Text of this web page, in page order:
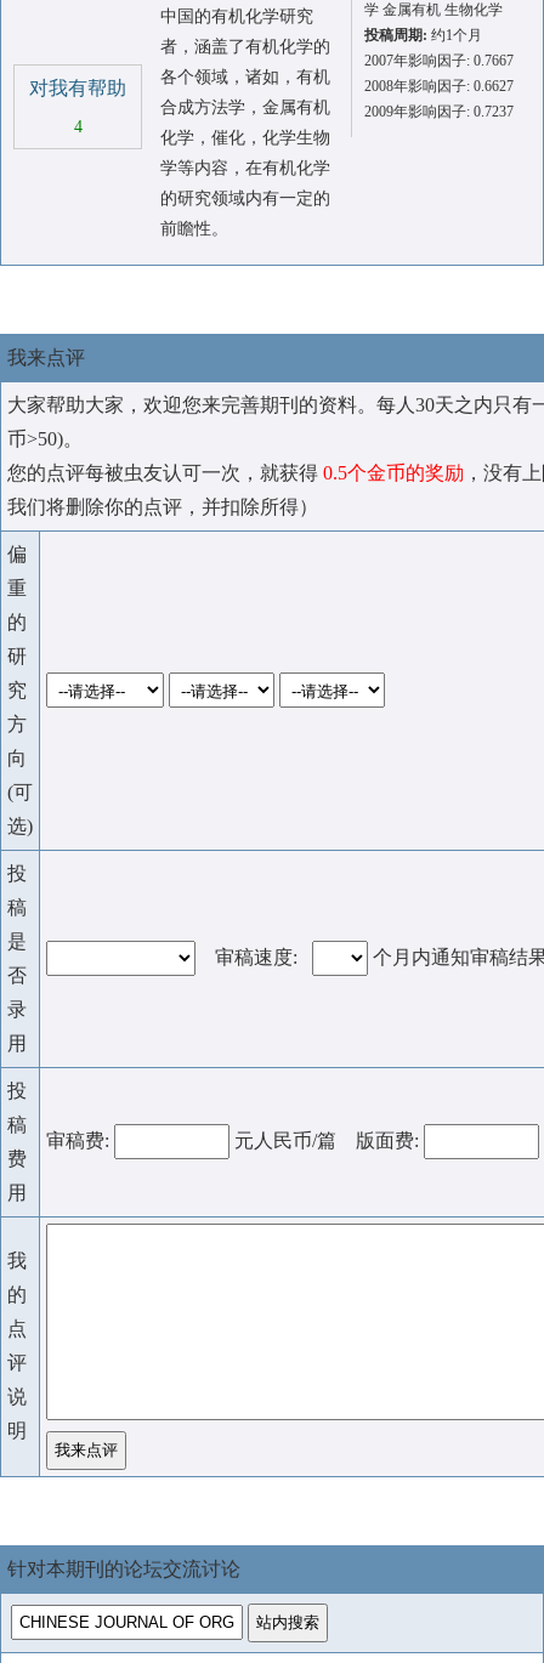
对我有帮助
4
中国的有机化学研究
者，涵盖了有机化学的
各个领域，诸如，有机
合成方法学，金属有机
化学，催化，化学生物
学等内容，在有机化学
的研究领域内有一定的
前瞻性。
学 金属有机 生物化学
投稿周期: 约1个月
2007年影响因子: 0.7667
2008年影响因子: 0.6627
2009年影响因子: 0.7237
我来点评
大家帮助大家，欢迎您来完善期刊的资料。每人30天之内只有
币>50)。
您的点评每被虫友认可一次，就获得 0.5个金币的奖励 ，没有
我们将删除你的点评，并扣除所得）
偏
重
的
研
究
方
向
(可
选)
投
稿
是
否
录
用
审稿速度: 个月内通知审稿结
投
稿
费
用
审稿费: 元人民币/篇 版面费:
我
的
点
评
说
明
针对本期刊的论坛交流讨论